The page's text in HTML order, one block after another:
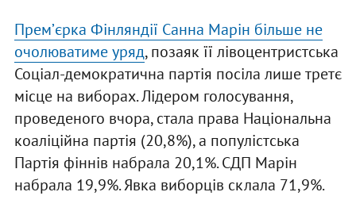
Премʼєрка Фінляндії Санна Марін більше не
очолюватиме уряд, позаяк її лівоцентристська
Соціал-демократична партія посіла лише третє
місце на виборах. Лідером голосування,
проведеного вчора, стала права Національна
коаліційна партія (20,8%), а популістська
Партія фіннів набрала 20,1%. СДП Марін
набрала 19,9%. Явка виборців склала 71,9%.